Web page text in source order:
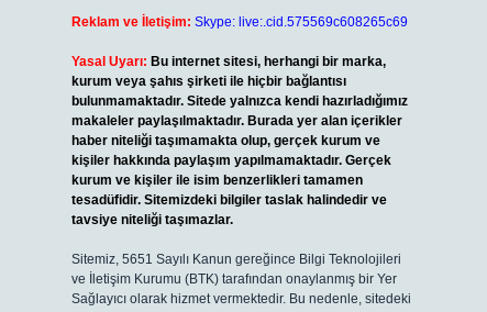
Reklam ve İletişim: Skype: live:.cid.575569c608265c69
Yasal Uyarı: Bu internet sitesi, herhangi bir marka,
kurum veya şahıs şirketi ile hiçbir bağlantısı
bulunmamaktadır. Sitede yalnızca kendi hazırladığımız
makaleler paylaşılmaktadır. Burada yer alan içerikler
haber niteliği taşımamakta olup, gerçek kurum ve
kişiler hakkında paylaşım yapılmamaktadır. Gerçek
kurum ve kişiler ile isim benzerlikleri tamamen
tesadüfidir. Sitemizdeki bilgiler taslak halindedir ve
tavsiye niteliği taşımazlar.
Sitemiz, 5651 Sayılı Kanun gereğince Bilgi Teknolojileri
ve İletişim Kurumu (BTK) tarafından onaylanmış bir Yer
Sağlayıcı olarak hizmet vermektedir. Bu nedenle, sitedeki